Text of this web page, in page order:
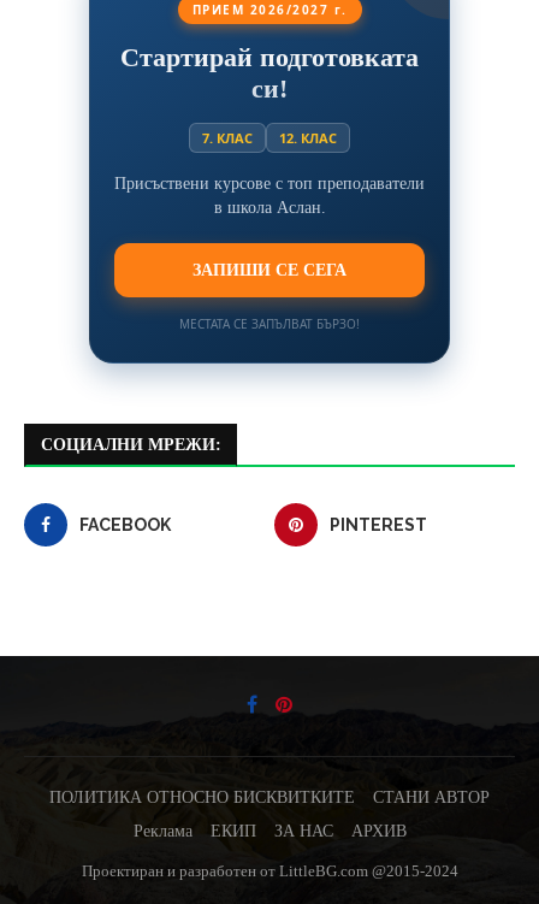
ПРИЕМ 2026/2027 г.
Стартирай подготовката
си!
7. КЛАС 12. КЛАС
Присъствени курсове с топ преподаватели
в школа Аслан.
ЗАПИШИ СЕ СЕГА
МЕСТАТА СЕ ЗАПЪЛВАТ БЪРЗО!
СОЦИАЛНИ МРЕЖИ:
FACEBOOK PINTEREST
ПОЛИТИКА ОТНОСНО БИСКВИТКИТЕ
СТАНИ АВТОР
Реклама
ЕКИП ЗА НАС АРХИВ
Проектиран и разработен от LittleBG.com @2015-2024